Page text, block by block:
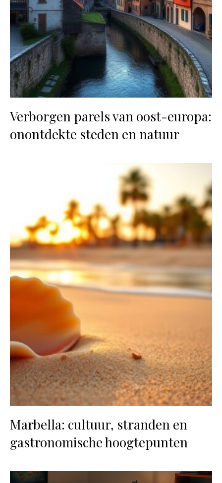
Verborgen parels van oost-europa:
onontdekte steden en natuur
Marbella: cultuur, stranden en
gastronomische hoogtepunten